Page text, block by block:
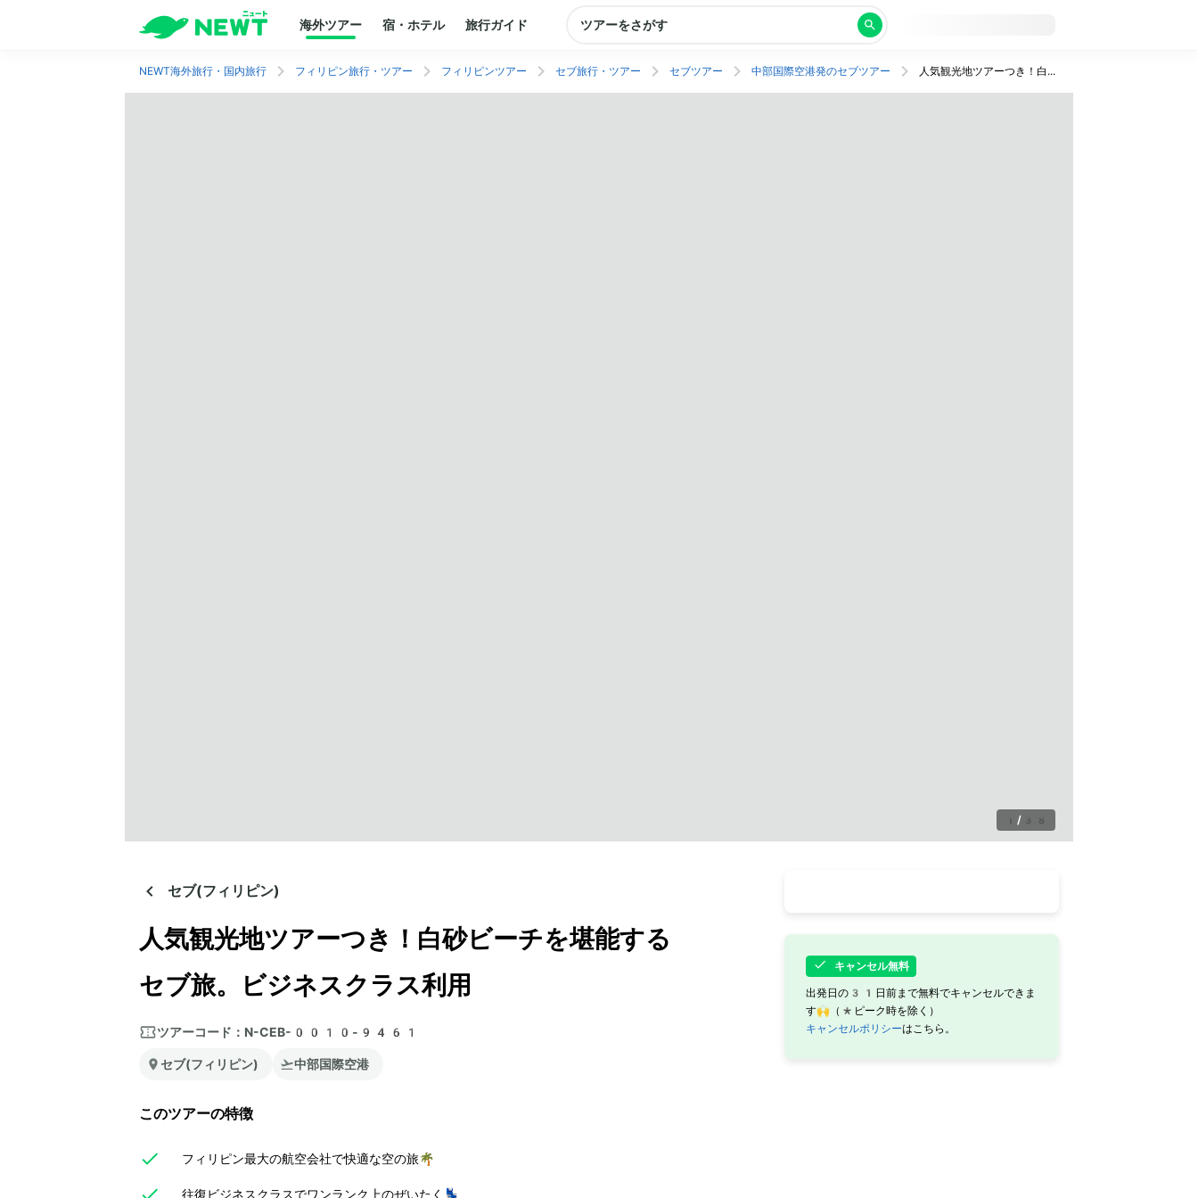
海外ツアー 宿・ホテル 旅行ガイド ツアーをさがす
NEWT海外旅行・国内旅行 フィリピン旅行・ツアー フィリピンツアー セブ旅行・ツアー セブツアー 中部国際空港発のセブツアー 人気観光地ツアーつき！白砂ビーチを堪能するセブ旅。ビジネスクラス利用
1 / 38
セブ(フィリピン)
人気観光地ツアーつき！白砂ビーチを堪能する
セブ旅。ビジネスクラス利用
ツアーコード： N-CEB-0010-9461
セブ(フィリピン) 中部国際空港
このツアーの特徴
フィリピン最大の航空会社で快適な空の旅🌴
往復ビジネスクラスでワンランク上のぜいたく💺
キャンセル無料
出発日の31日前まで無料でキャンセルできま
す🙌（*ピーク時を除く）
キャンセルポリシーはこちら。